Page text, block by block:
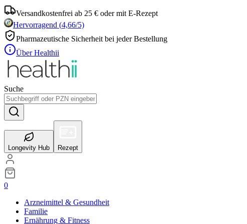
Versandkostenfrei ab 25 € oder mit E-Rezept
Hervorragend (4,66/5)
Pharmazeutische Sicherheit bei jeder Bestellung
Über Healthii
Suche
Longevity Hub Rezept
0
Arzneimittel & Gesundheit
Familie
Ernährung & Fitness